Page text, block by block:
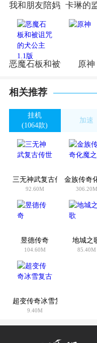
我和朋友陪妈妈去露营
卡琳的
恶魔石板和被诅咒的犬
原神
相关推荐
挂机
(1064款)
加速
三无神武复古传世
92.60M
金族传奇
306.20M
昱德传奇
104.60M
地城之
85.40M
超变传奇冰雪复古
9.40M